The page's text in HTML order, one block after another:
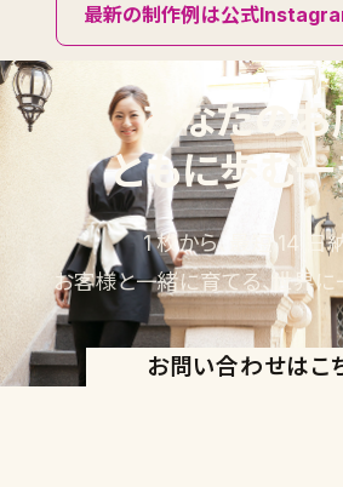
最新の制作例は公式
あなたのお
ともに歩む一
1 枚から、最短 14 日
お客様と一緒に育てる、世界に
お問い合わせはこ